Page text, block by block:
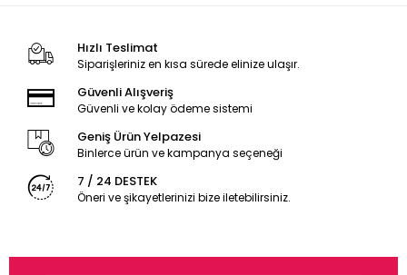
Hızlı Teslimat
Siparişleriniz en kısa sürede elinize ulaşır.
Güvenli Alışveriş
Güvenli ve kolay ödeme sistemi
Geniş Ürün Yelpazesi
Binlerce ürün ve kampanya seçeneği
7 / 24 DESTEK
Öneri ve şikayetlerinizi bize iletebilirsiniz.